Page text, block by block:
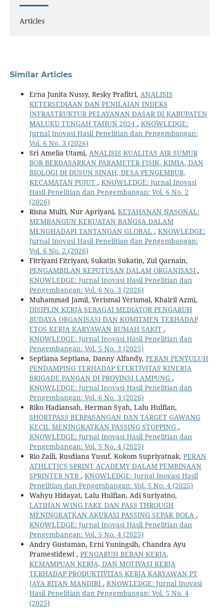
Articles
Similar Articles
Erna Junita Nussy, Resky Prafitri, ANALISIS
KETERSEDIAAN DAN PENILAIAN INDEKS
INFRASTRUKTUR PELAYANAN DASAR DI KABUPATEN
MALUKU TENGAH TAHUN 2024 , KNOWLEDGE:
Jurnal Inovasi Hasil Penelitian dan Pengembangan:
Vol. 6 No. 3 (2026)
Sri Amelia Utami, ANALISIS KUALITAS AIR SUMUR
BOR BERDASARKAN PARAMETER FISIK, KIMIA, DAN
BIOLOGI DI DUSUN SINAH, DESA PENGEMBUR,
KECAMATAN PUJUT , KNOWLEDGE: Jurnal Inovasi
Hasil Penelitian dan Pengembangan: Vol. 6 No. 2
(2026)
Risna Multi, Nur Apriyani, KETAHANAN NASONAL:
MEMBANGUN KEKUATAN BANGSA DALAM
MENGHADAPI TANTANGAN GLOBAL , KNOWLEDGE:
Jurnal Inovasi Hasil Penelitian dan Pengembangan:
Vol. 6 No. 2 (2026)
Fitriyani Fitriyani, Sukatin Sukatin, Zul Qarnain,
PENGAMBILAN KEPUTUSAN DALAM ORGANISASI ,
KNOWLEDGE: Jurnal Inovasi Hasil Penelitian dan
Pengembangan: Vol. 6 No. 3 (2026)
Muhammad Jamil, Yerismal Yerismal, Khairil Azmi,
DISIPLIN KERJA SEBAGAI MEDIATOR PENGARUH
BUDAYA ORGANISASI DAN KOMITMEN TERHADAP
ETOS KERJA KARYAWAN RUMAH SAKIT ,
KNOWLEDGE: Jurnal Inovasi Hasil Penelitian dan
Pengembangan: Vol. 5 No. 3 (2025)
Septiana Septiana, Danny Alfandy, PERAN PENYULUH
PENDAMPING TERHADAP EFEKTIVITAS KINERJA
BRIGADE PANGAN DI PROVINSI LAMPUNG ,
KNOWLEDGE: Jurnal Inovasi Hasil Penelitian dan
Pengembangan: Vol. 6 No. 3 (2026)
Riko Hadiansah, Herman Syah, Lalu Hulfian,
SHORTPASS BERPASANGAN DAN TARGET GAWANG
KECIL MENINGKATKAN PASSING STOPPING ,
KNOWLEDGE: Jurnal Inovasi Hasil Penelitian dan
Pengembangan: Vol. 5 No. 4 (2025)
Rio Zaili, Rusdiana Yusuf, Kokom Supriyatnak, PERAN
ATHLETICS SPRINT ACADEMY DALAM PEMBINAAN
SPRINTER NTB , KNOWLEDGE: Jurnal Inovasi Hasil
Penelitian dan Pengembangan: Vol. 5 No. 4 (2025)
Wahyu Hidayat, Lalu Hulfian, Adi Suriyatno,
LATIHAN WING FAKE DAN PASS THROUGH
MENINGKATKAN AKURASI PASSING SEPAK BOLA ,
KNOWLEDGE: Jurnal Inovasi Hasil Penelitian dan
Pengembangan: Vol. 5 No. 4 (2025)
Andry Gustaman, Erni Yuningsih, Chandra Ayu
Pramestidewi , PENGARUH BEBAN KERJA,
KEMAMPUAN KERJA, DAN MOTIVASI KERJA
TERHADAP PRODUKTIVITAS KERJA KARYAWAN PT
JAYA RIYAN MANDIRI , KNOWLEDGE: Jurnal Inovasi
Hasil Penelitian dan Pengembangan: Vol. 5 No. 4
(2025)